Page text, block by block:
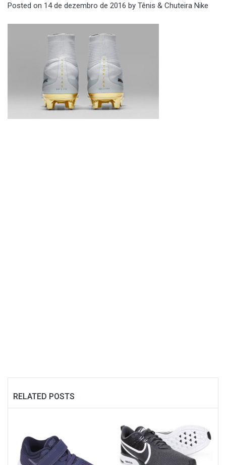
Posted on 14 de dezembro de 2016 by Tênis & Chuteira Nike
RELATED POSTS